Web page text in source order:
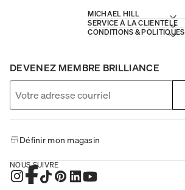
MICHAEL HILL
SERVICE À LA CLIENTÈLE
CONDITIONS & POLITIQUES
DEVENEZ MEMBRE BRILLIANCE
Définir mon magasin
NOUS SUIVRE